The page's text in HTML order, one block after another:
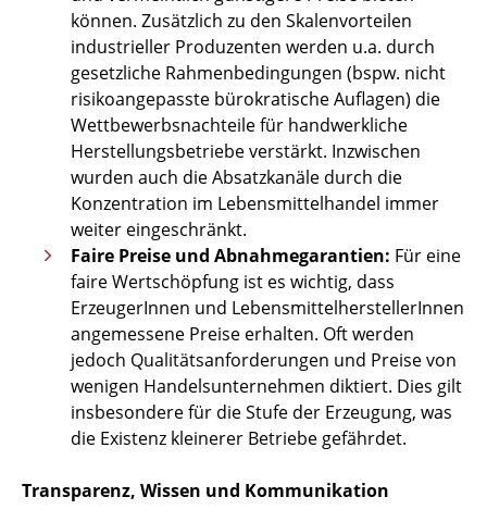
können. Zusätzlich zu den Skalenvorteilen
industrieller Produzenten werden u.a. durch
gesetzliche Rahmenbedingungen (bspw. nicht
risikoangepasste bürokratische Auflagen) die
Wettbewerbsnachteile für handwerkliche
Herstellungsbetriebe verstärkt. Inzwischen
wurden auch die Absatzkanäle durch die
Konzentration im Lebensmittelhandel immer
weiter eingeschränkt.
Faire Preise und Abnahmegarantien: Für eine
faire Wertschöpfung ist es wichtig, dass
ErzeugerInnen und LebensmittelherstellerInnen
angemessene Preise erhalten. Oft werden
jedoch Qualitätsanforderungen und Preise von
wenigen Handelsunternehmen diktiert. Dies gilt
insbesondere für die Stufe der Erzeugung, was
die Existenz kleinerer Betriebe gefährdet.
Transparenz, Wissen und Kommunikation